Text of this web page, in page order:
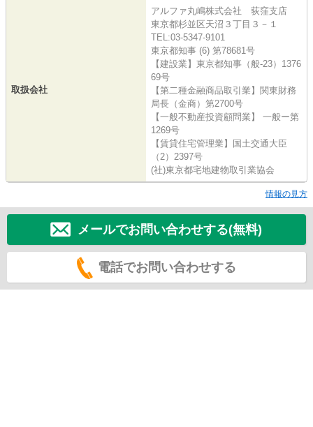
取扱会社
アルファ丸嶋株式会社 荻窪支店
東京都杉並区天沼３丁目３－１
TEL:03-5347-9101
東京都知事 (6) 第78681号
【建設業】東京都知事（般-23）1376
69号
【第二種金融商品取引業】関東財務
局長（金商）第2700号
【一般不動産投資顧問業】 一般ー第
1269号
【賃貸住宅管理業】国土交通大臣
（2）2397号
(社)東京都宅地建物取引業協会
情報の見方
メールでお問い合わせする(無料)
電話でお問い合わせする